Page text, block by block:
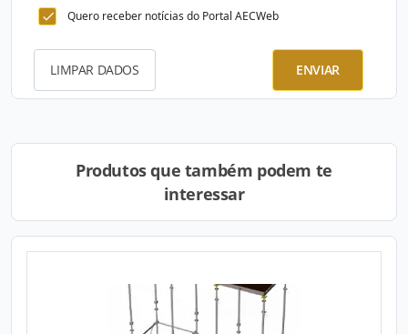
Quero receber notícias do Portal AECWeb
LIMPAR DADOS ENVIAR
Produtos que também podem te
interessar